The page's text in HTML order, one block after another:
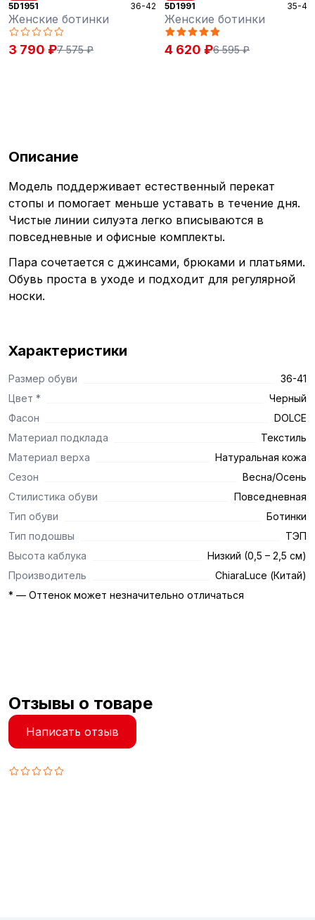
5D1951
36-42
Женские ботинки
3 790 ₽7 575 ₽
5D1991
35-42
Женские ботинки
4 620 ₽6 595 ₽
Описание
Модель поддерживает естественный перекат
стопы и помогает меньше уставать в течение дня.
Чистые линии силуэта легко вписываются в
повседневные и офисные комплекты.
Пара сочетается с джинсами, брюками и платьями.
Обувь проста в уходе и подходит для регулярной
носки.
Характеристики
Размер обуви
36-41
Цвет *
Черный
Фасон
DOLCE
Материал подклада
Текстиль
Материал верха
Натуральная кожа
Сезон
Весна/Осень
Стилистика обуви
Повседневная
Тип обуви
Ботинки
Тип подошвы
ТЭП
Высота каблука
Низкий (0,5 – 2,5 см)
Производитель
ChiaraLuce (Китай)
* — Оттенок может незначительно отличаться
Отзывы о товаре
Написать отзыв